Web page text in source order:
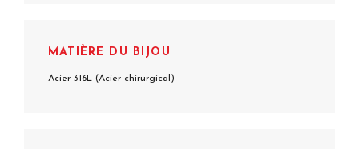
MATIÈRE DU BIJOU
Acier 316L (Acier chirurgical)